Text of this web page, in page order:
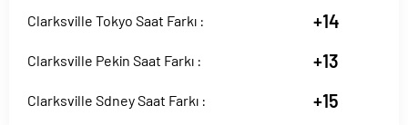
Clarksville Tokyo Saat Farkı : +14
Clarksville Pekin Saat Farkı : +13
Clarksville Sdney Saat Farkı : +15